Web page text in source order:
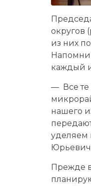
округов
из них
каждый
— Все те
нашего
уделяем
Прежде